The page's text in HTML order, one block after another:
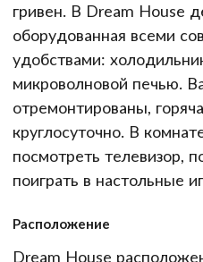
гривен. В Dream House
оборудованная всеми
удобствами:
микроволновой печью.
отремонтированы,
круглосуточно. В
посмотреть телевизор,
поиграть в настольные
Расположение
Dream House